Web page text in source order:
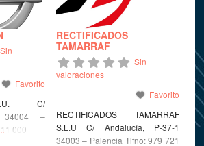
Sin
Favorito
C/
34004 –
000
RECTIFICADOS
TAMARRAF
Sin
valoraciones
Favorito
RECTIFICADOS TAMARRAF
S.L.U C/ Andalucía, P-37-1
34003 – Palencia Tlfno: 979 721